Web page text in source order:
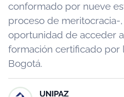
conformado por nueve
proceso de meritocracia-
oportunidad de acceder
formación certificado por
Bogotá.